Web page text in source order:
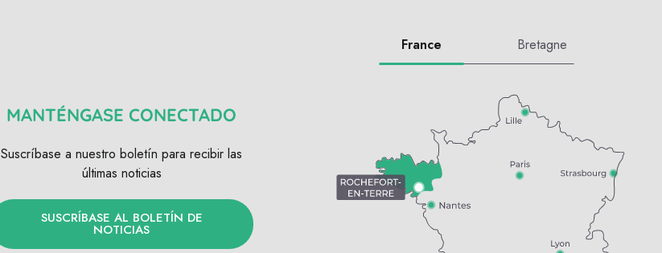
MANTÉNGASE CONECTADO
Suscríbase a nuestro boletín para recibir las
últimas noticias
SUSCRÍBASE AL BOLETÍN DE
NOTICIAS
France Bretagne